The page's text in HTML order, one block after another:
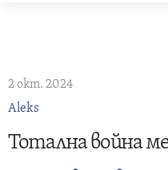
2 окт. 2024
Aleks
Тотална война